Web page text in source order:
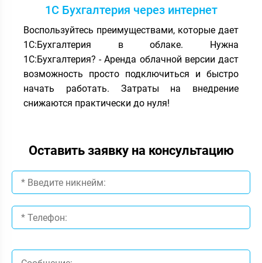
1С Бухгалтерия через интернет
Воспользуйтесь преимуществами, которые дает
1С:Бухгалтерия в облаке. Нужна
1С:Бухгалтерия? - Аренда облачной версии даст
возможность просто подключиться и быстро
начать работать. Затраты на внедрение
снижаются практически до нуля!
Оставить заявку на консультацию